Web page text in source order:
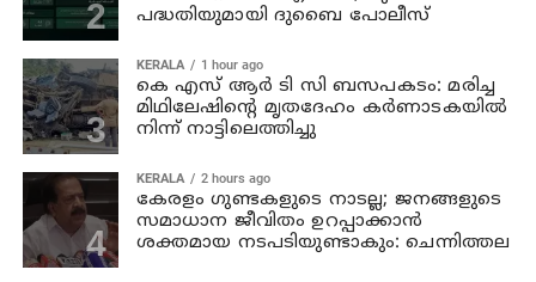
പദ്ധതിയുമായി ദുബൈ പോലീസ്
KERALA 1 hour ago
കെ എസ് ആര്‍ ടി സി ബസപകടം: മരിച്ച
മിഥിലേഷിന്റെ മൃതദേഹം കര്‍ണാടകയില്‍
നിന്ന് നാട്ടിലെത്തിച്ചു
KERALA 2 hours ago
കേരളം ഗുണ്ടകളുടെ നാടല്ല; ജനങ്ങളുടെ
സമാധാന ജീവിതം ഉറപ്പാക്കാന്‍
ശക്തമായ നടപടിയുണ്ടാകും: ചെന്നിത്തല